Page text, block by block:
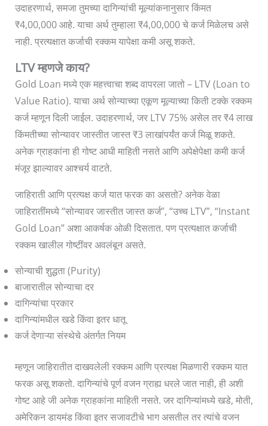
उदाहरणार्थ, समजा तुमच्या दागिन्यांची मूल्यांकनानुसार किंमत
₹4,00,000 आहे. याचा अर्थ तुम्हाला ₹4,00,000 चे कर्ज मिळेलच असे
नाही. प्रत्यक्षात कर्जाची रक्कम यापेक्षा कमी असू शकते.
LTV म्हणजे काय?
Gold Loan मध्ये एक महत्त्वाचा शब्द वापरला जातो – LTV (Loan to
Value Ratio). याचा अर्थ सोन्याच्या एकूण मूल्याच्या किती टक्के रक्कम
कर्ज म्हणून दिली जाईल. उदाहरणार्थ, जर LTV 75% असेल तर ₹4 लाख
किंमतीच्या सोन्यावर जास्तीत जास्त ₹3 लाखांपर्यंत कर्ज मिळू शकते.
अनेक ग्राहकांना ही गोष्ट आधी माहिती नसते आणि अपेक्षेपेक्षा कमी कर्ज
मंजूर झाल्यावर आश्चर्य वाटते.
जाहिराती आणि प्रत्यक्ष कर्ज यात फरक का असतो? अनेक वेळा
जाहिरातींमध्ये “सोन्यावर जास्तीत जास्त कर्ज”, “उच्च LTV”, “Instant
Gold Loan” अशा आकर्षक ओळी दिसतात. पण प्रत्यक्षात कर्जाची
रक्कम खालील गोष्टींवर अवलंबून असते.
सोन्याची शुद्धता (Purity)
बाजारातील सोन्याचा दर
दागिन्यांचा प्रकार
दागिन्यांमधील खडे किंवा इतर धातू
कर्ज देणाऱ्या संस्थेचे अंतर्गत नियम
म्हणून जाहिरातीत दाखवलेली रक्कम आणि प्रत्यक्ष मिळणारी रक्कम यात
फरक असू शकतो. दागिन्यांचे पूर्ण वजन ग्राह्य धरले जात नाही, ही अशी
गोष्ट आहे जी अनेक ग्राहकांना माहिती नसते. जर दागिन्यांमध्ये खडे, मोती,
अमेरिकन डायमंड किंवा इतर सजावटीचे भाग असतील तर त्यांचे वजन